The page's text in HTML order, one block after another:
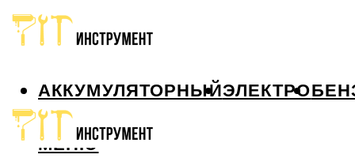
АККУМУЛЯТОРНЫЙЭЛЕКТРО
МЕНЮ